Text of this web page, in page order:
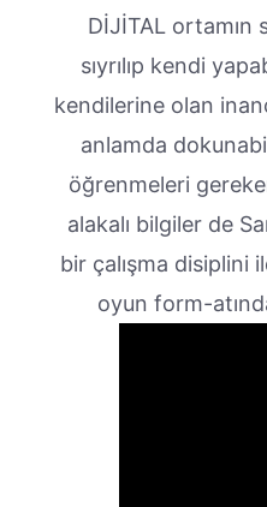
DİJİTAL ortamın
sıyrılıp kendi
kendilerine olan
anlamda
öğrenmeleri
alakalı bilgiler de
bir çalışma disiplini
oyun form-